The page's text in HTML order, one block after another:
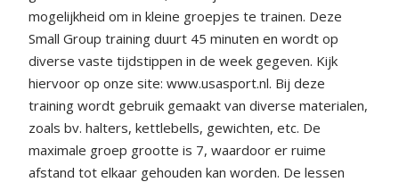
mogelijkheid om in kleine groepjes te trainen. Deze
Small Group training duurt 45 minuten en wordt op
diverse vaste tijdstippen in de week gegeven. Kijk
hiervoor op onze site: www.usasport.nl. Bij deze
training wordt gebruik gemaakt van diverse materialen,
zoals bv. halters, kettlebells, gewichten, etc. De
maximale groep grootte is 7, waardoor er ruime
afstand tot elkaar gehouden kan worden. De lessen